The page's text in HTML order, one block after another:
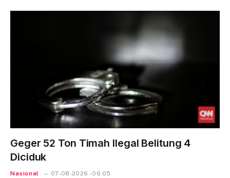
Geger 52 Ton Timah Ilegal Belitung 4
Diciduk
Nasional 07-08-2026 - 06.05